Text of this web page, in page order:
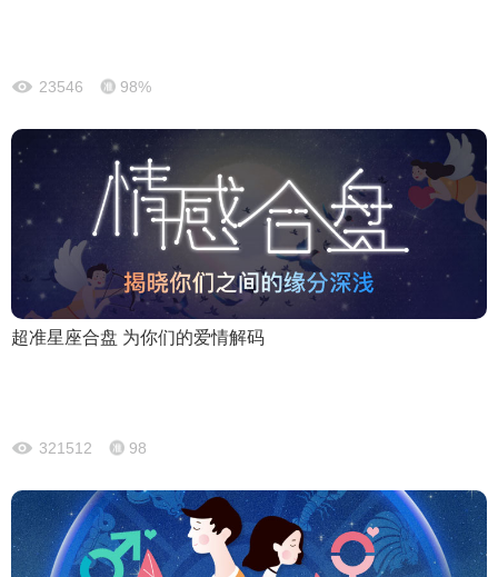
23546 98%
超准星座合盘 为你们的爱情解码
321512 98